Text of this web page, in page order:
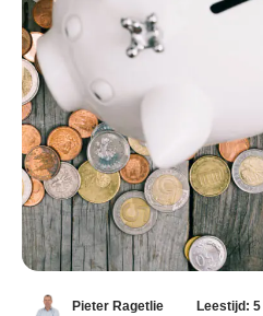
Pieter Ragetlie Leestijd: